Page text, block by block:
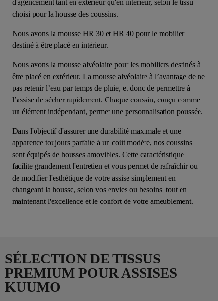
d'agencement tant en extérieur qu'en intérieur, selon le tissu
choisi pour la housse des coussins.
Nous avons la mousse HR 30 et HR 40 pour le mobilier
destiné à être placé en intérieur.
Nous avons la mousse alvéolaire pour les mobiliers destinés à
être placé en extérieur. La mousse alvéolaire à l’avantage de ne
pas retenir l’eau par temps de pluie, et donc de permettre à
l’assise de sécher rapidement. Chaque coussin, conçu comme
un élément indépendant, permet une personnalisation poussée.
Dans l'objectif d'assurer une durabilité maximale et une
apparence toujours parfaite à un coût modéré, nos coussins
sont équipés de housses amovibles. Cette caractéristique
facilite grandement l'entretien et vous permet de rafraîchir ou
de modifier l'esthétique de votre assise simplement en
changeant la housse, selon vos envies ou besoins, tout en
maintenant l'excellence et le confort de votre ameublement.
SÉLECTION DE TISSUS
PREMIUM POUR ASSISES
KUUMO